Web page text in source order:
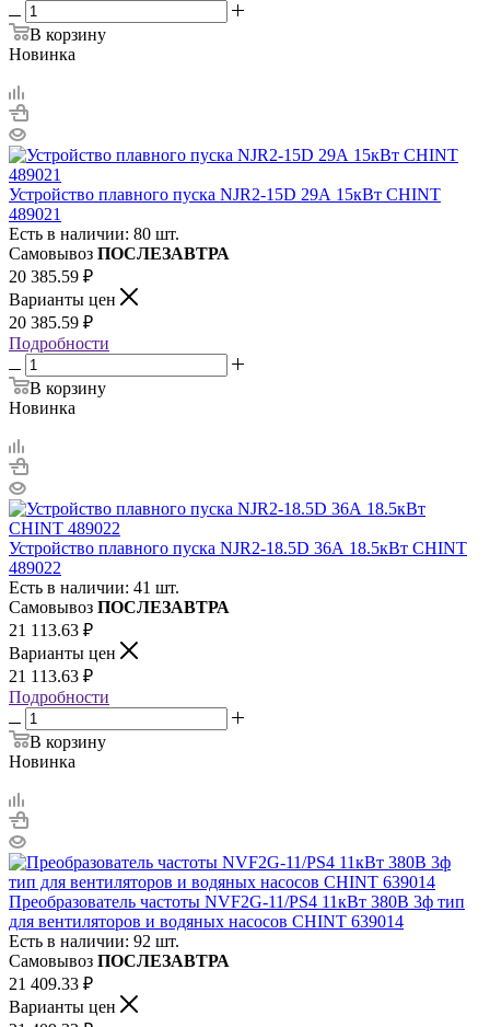
В корзину
Новинка
Устройство плавного пуска NJR2-15D 29А 15кВт CHINT
489021
Есть в наличии: 80 шт.
Самовывоз ПОСЛЕЗАВТРА
20 385.59 ₽
Варианты цен
20 385.59 ₽
Подробности
В корзину
Новинка
Устройство плавного пуска NJR2-18.5D 36А 18.5кВт CHINT
489022
Есть в наличии: 41 шт.
Самовывоз ПОСЛЕЗАВТРА
21 113.63 ₽
Варианты цен
21 113.63 ₽
Подробности
В корзину
Новинка
Преобразователь частоты NVF2G-11/PS4 11кВт 380В 3ф тип
для вентиляторов и водяных насосов CHINT 639014
Есть в наличии: 92 шт.
Самовывоз ПОСЛЕЗАВТРА
21 409.33 ₽
Варианты цен